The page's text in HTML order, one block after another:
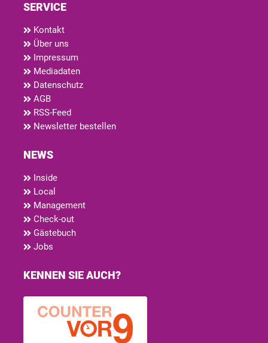
SERVICE
Kontakt
Über uns
Impressum
Mediadaten
Datenschutz
AGB
RSS-Feed
Newsletter bestellen
NEWS
Inside
Local
Management
Check-out
Gästebuch
Jobs
KENNEN SIE AUCH?